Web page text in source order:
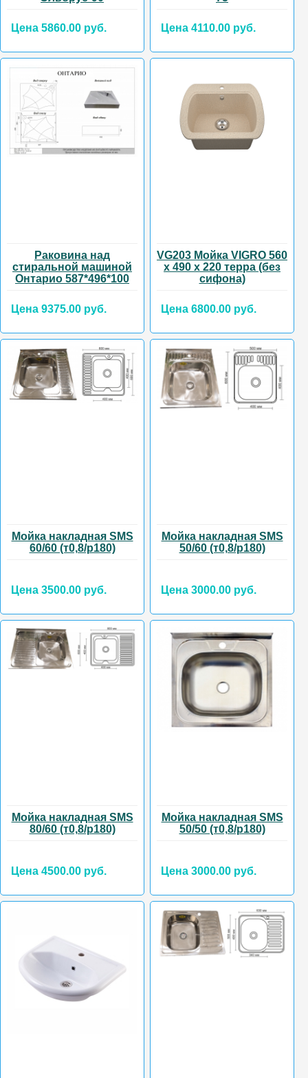
Цена 5860.00 руб. Цена 4110.00 руб.
Раковина над
стиральной машиной
Онтарио 587*496*100
Цена 9375.00 руб.
VG203 Мойка VIGRO 560
х 490 х 220 терра (без
сифона)
Цена 6800.00 руб.
Мойка накладная SMS
60/60 (т0,8/р180)
Цена 3500.00 руб.
Мойка накладная SMS
50/60 (т0,8/р180)
Цена 3000.00 руб.
Мойка накладная SMS
80/60 (т0,8/р180)
Цена 4500.00 руб.
Мойка накладная SMS
50/50 (т0,8/р180)
Цена 3000.00 руб.